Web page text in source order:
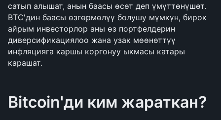
сатып алышат, анын баасы өсөт деп үмүттөнүшөт.
BTC'дин баасы өзгөрмөлүү болушу мүмкүн, бирок
айрым инвесторлор аны өз портфелдерин
диверсификациялоо жана узак мөөнөттүү
инфляцияга каршы коргонуу ыкмасы катары
карашат.
Bitcoin'ди ким жараткан?